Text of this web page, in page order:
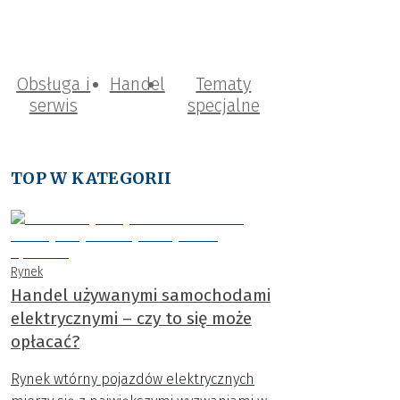
Obsługa i
serwis
Handel
Tematy
specjalne
TOP W KATEGORII
Rynek
Handel używanymi samochodami
elektrycznymi – czy to się może
opłacać?
Rynek wtórny pojazdów elektrycznych